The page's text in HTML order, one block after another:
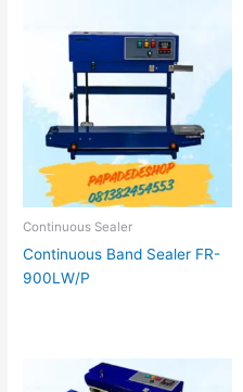
Continuous Sealer
Continuous Band Sealer FR-
900LW/P